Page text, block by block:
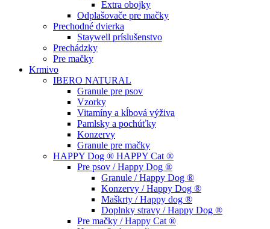
Extra obojky
Odplašovače pre mačky
Prechodné dvierka
Staywell príslušenstvo
Prechádzky
Pre mačky
Krmivo
IBERO NATURAL
Granule pre psov
Vzorky
Vitamíny a kĺbová výživa
Pamlsky a pochúťky
Konzervy
Granule pre mačky
HAPPY Dog ® HAPPY Cat ®
Pre psov / Happy Dog ®
Granule / Happy Dog ®
Konzervy / Happy Dog ®
Maškrty / Happy dog ®
Doplnky stravy / Happy Dog ®
Pre mačky / Happy Cat ®